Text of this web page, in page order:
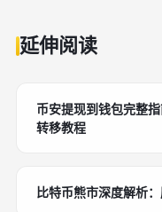
延伸阅读
币安提现到钱包完整
转移教程
比特币熊市深度解析